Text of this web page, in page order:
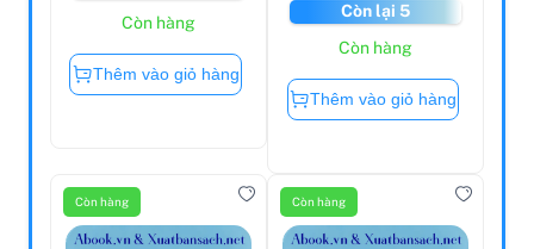
Còn hàng
Thêm vào giỏ hàng
Còn lại 5
Còn hàng
Thêm vào giỏ hàng
Còn hàng Còn hàng